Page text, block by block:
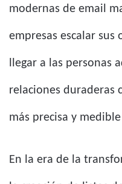
modernas de email
empresas escalar sus
llegar a las personas
relaciones duraderas
más precisa y
En la era de la